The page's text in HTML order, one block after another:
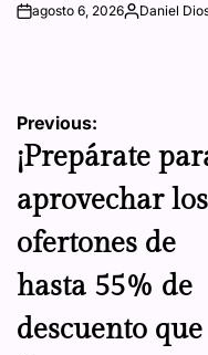
onagosto 6, 2026Posted
Daniel
Navegación
de
entradas
Previous:
¡Prepárate
aprovechar los
ofertones de
hasta 55% de
descuento que